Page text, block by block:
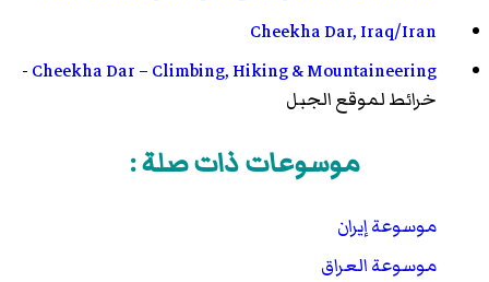
Cheekha Dar, Iraq/Iran
Cheekha Dar – Climbing, Hiking & Mountaineering
-
خرائط لموقع الجبل
موسوعات ذات صلة :
موسوعة إيران
موسوعة العراق